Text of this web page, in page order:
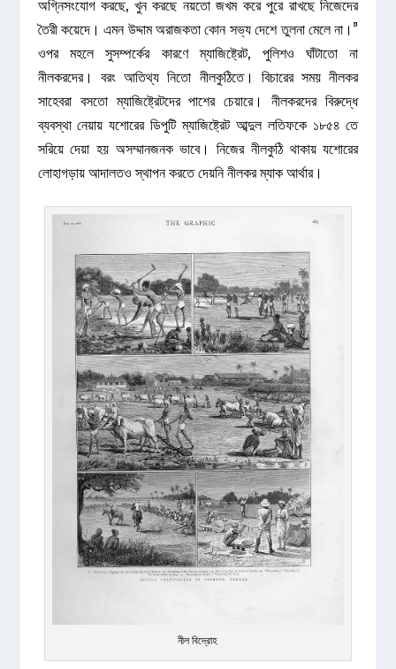
অগ্নিসংযোগ করছে, খুন করছে নয়তো জখম করে পুরে রাখছে নিজেদের
তৈরী কয়েদে। এমন উদ্দাম অরাজকতা কোন সভ্য দেশে তুলনা মেলে না।”
ওপর মহলে সুসম্পর্কের কারণে ম্যাজিষ্ট্রেট, পুলিশও ঘাঁটাতো না
নীলকরদের। বরং আতিথ্য নিতো নীলকুঠিতে। বিচারের সময় নীলকর
সাহেবরা বসতো ম্যাজিষ্ট্রেটদের পাশের চেয়ারে। নীলকরদের বিরুদ্ধে
ব্যবস্থা নেয়ায় যশোরের ডিপুটি ম্যাজিষ্ট্রেট আব্দুল লতিফকে ১৮৫৪ তে
সরিয়ে দেয়া হয় অসম্মানজনক ভাবে। নিজের নীলকুঠি থাকায় যশোরের
লোহাগড়ায় আদালতও স্থাপন করতে দেয়নি নীলকর ম্যাক আর্থার।
নীল বিদ্রোহ